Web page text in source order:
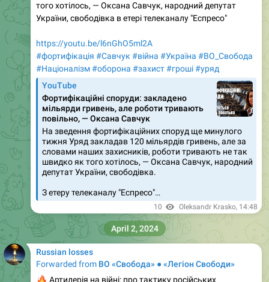
того хотілось, — Оксана Савчук, народний депутат
України, свободівка в етері телеканалу "Еспресо"
https://youtu.be/l6nGhO5ml2A
#фортифікація #Савчук #війна #Україна #ВО_Cвобода
#Націоналізм#оборона #захист#гроші#уряд
YouTube
Фортифікаційні споруди: закладено
мільярди гривень, але роботи тривають
повільно, — Оксана Савчук
На зведення фортифікаційних споруд ще минулого
тижня Уряд закладав 120 мільярдів гривень, але за
словами наших захисників, роботи тривають не так
швидко як того хотілось, — Оксана Савчук, народний
депутат України, свободівка.
З етеру телеканалу "Еспресо"…
10 Oleksandr Krasko, 14:48
Russian losses
Forwarded from ВО «Свобода» ● «Легіон Свободи»
Артилерія на війні: про тактику російських
April 2, 2024